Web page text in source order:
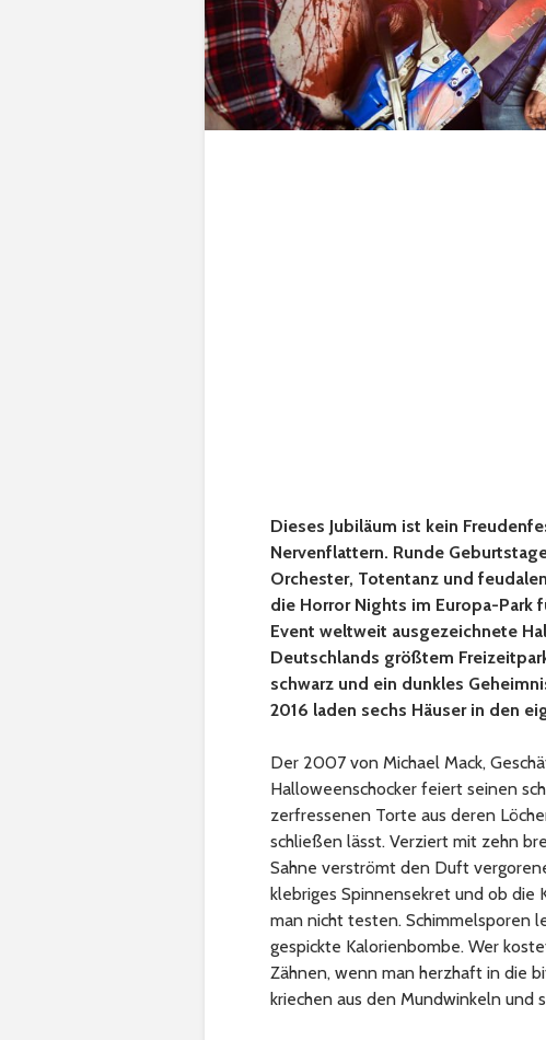
Dieses Jubiläum ist kein
Nervenflattern. Runde
Orchester, Totentanz und
die Horror Nights im Europa-Park
Event weltweit ausgezeichnete
Deutschlands größtem
schwarz und ein dunkles
2016 laden sechs Häuser in den
Der 2007 von Michael Mack,
Halloweenschocker feiert seinen
zerfressenen Torte aus deren
schließen lässt. Verziert mit zehn
Sahne verströmt den Duft
klebriges Spinnensekret und ob die
man nicht testen. Schimmelsporen
gespickte Kalorienbombe. Wer
Zähnen, wenn man herzhaft in die
kriechen aus den Mundwinkeln und